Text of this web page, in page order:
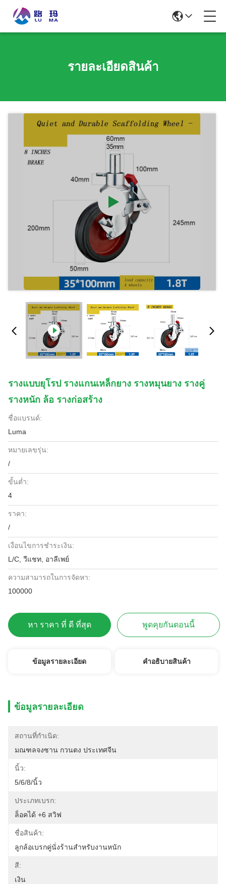
รายละเอียดสินค้า
รางแบบยุโรป รางแกนเหล็กยาง รางหมุนยาง รางคู่
รางหนัก ล้อ รางก่อสร้าง
ชื่อแบรนด์:
Luma
หมายเลขรุ่น:
/
ขั้นต่ำ:
4
ราคา:
/
เงื่อนไขการชำระเงิน:
L/C, วีแชท, อาลีเพย์
ความสามารถในการจัดหา:
100000
หา ราคา ที่ ดี ที่สุด พูดคุยกันตอนนี้
ข้อมูลรายละเอียด คําอธิบายสินค้า
ข้อมูลรายละเอียด
สถานที่กำเนิด:
มณฑลจงซาน กวนตง ประเทศจีน
นิ้ว:
5/6/8/นิ้ว
ประเภทเบรก:
ล็อคได้ +6 สวิฟ
ชื่อสินค้า:
ลูกล้อเบรกคู่นั่งร้านสำหรับงานหนัก
สี:
เงิน